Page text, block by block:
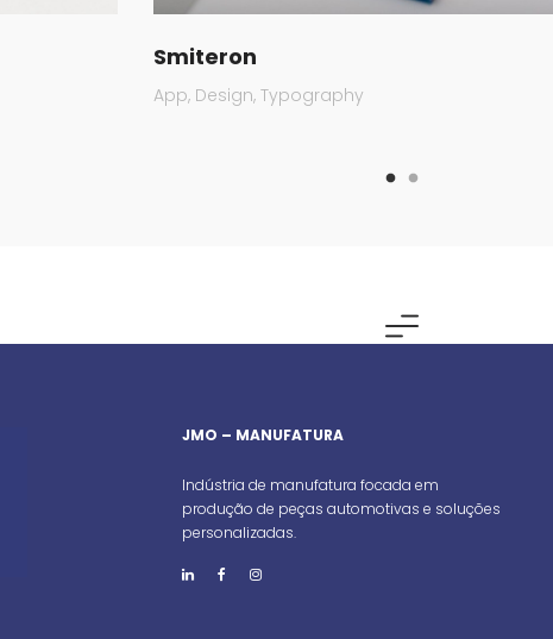
App Design Typography
Smiteron
JMO – MANUFATURA
Indústria de manufatura focada em
produção de peças automotivas e soluções
personalizadas.